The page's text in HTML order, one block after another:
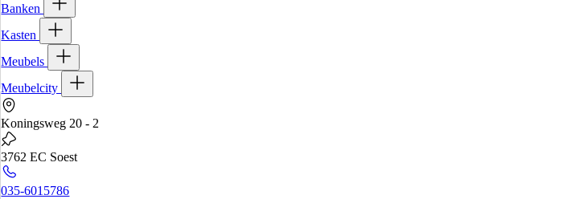
Banken
Kasten
Meubels
Meubelcity
Koningsweg 20 - 2
3762 EC Soest
035-6015786